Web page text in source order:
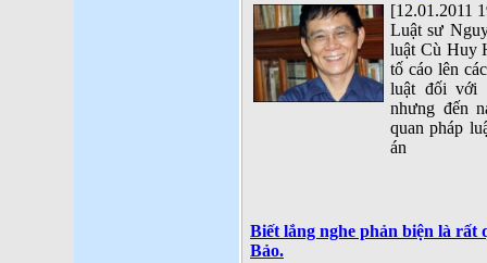
[12.01.2011
Luật sư
luật Cù Huy
tố cáo lên
luật đối với
nhưng đến
quan pháp
án
Biết lắng nghe phản biện là rất
Bảo.